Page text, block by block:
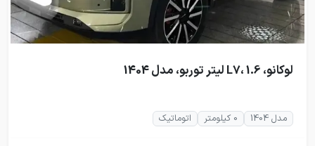
لوکانو، L7، 1.6 لیتر توربو، مدل 1404
مدل 1404 0 کیلومتر اتوماتیک